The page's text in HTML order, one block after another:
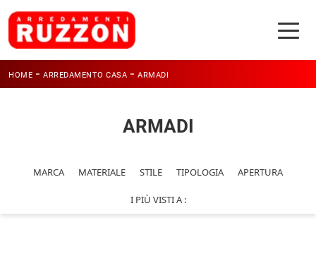
HOME - ARREDAMENTO CASA - ARMADI
ARMADI
MARCA MATERIALE STILE TIPOLOGIA APERTURA
I PIÙ VISTI A :